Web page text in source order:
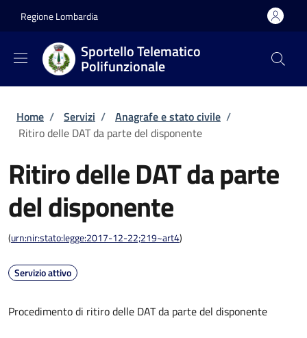
Regione Lombardia
Sportello Telematico
Polifunzionale
Briciole di pane
Home / Servizi / Anagrafe e stato civile /
Ritiro delle DAT da parte del disponente
Ritiro delle DAT da parte
del disponente
(urn:nir:stato:legge:2017-12-22;219~art4)
Servizio attivo
Procedimento di ritiro delle DAT da parte del disponente